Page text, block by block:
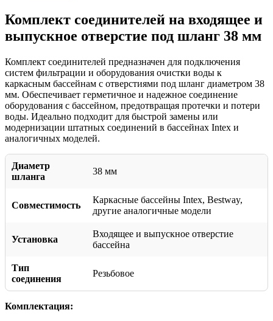
Комплект соединителей на входящее и
выпускное отверстие под шланг 38 мм
Комплект соединителей предназначен для подключения
систем фильтрации и оборудования очистки воды к
каркасным бассейнам с отверстиями под шланг диаметром 38
мм. Обеспечивает герметичное и надежное соединение
оборудования с бассейном, предотвращая протечки и потери
воды. Идеально подходит для быстрой замены или
модернизации штатных соединений в бассейнах Intex и
аналогичных моделей.
Диаметр
шланга
38 мм
Совместимость
Каркасные бассейны Intex, Bestway,
другие аналогичные модели
Установка
Входящее и выпускное отверстие
бассейна
Тип
соединения
Резьбовое
Комплектация: